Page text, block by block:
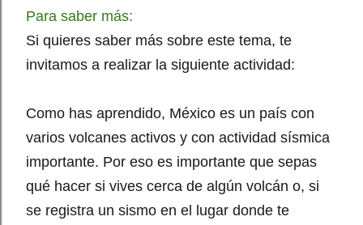
Para saber más:
Si quieres saber más sobre este tema, te
invitamos a realizar la siguiente actividad:
Como has aprendido, México es un país con
varios volcanes activos y con actividad sísmica
importante. Por eso es importante que sepas
qué hacer si vives cerca de algún volcán o, si
se registra un sismo en el lugar donde te